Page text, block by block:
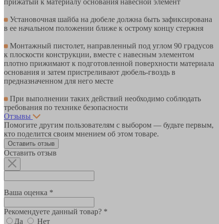
Установочная шайба на дюбеле должна быть зафиксирована
в ее начальном положении ближе к острому концу стержня
Монтажный пистолет, направленный под углом 90 градусов
к плоскости конструкции, вместе с навесным элементом
плотно прижимают к подготовленной поверхности материала
основания и затем пристреливают дюбель-гвоздь в
предназначенном для него месте
При выполнении таких действий необходимо соблюдать
требования по технике безопасности
Отзывы
Помогите другим пользователям с выбором — будьте первым,
кто поделится своим мнением об этом товаре.
Оставить отзыв
Оставить отзыв
Ваша оценка *
Рекомендуете данный товар? *
Да
Нет